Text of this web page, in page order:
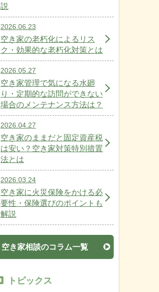
説
2026.06.23
空き家の老朽化によるリス
ク・効果的な老朽化対策とは
2026.05.27
空き家管理で気になる水廻
り・定期的な訪問ができない
場合のメンテナンス方法は？
2026.04.27
空き家のままだと固定資産税
は安い？空き家対策特別措置
法とは
2026.03.24
空き家に火災保険をかける必
要性・保険選びのポイントも
解説
空き家相談のコラム一覧
トピックス